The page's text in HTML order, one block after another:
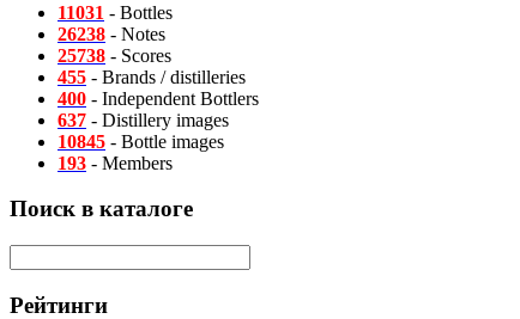
11031 - Bottles
26238 - Notes
25738 - Scores
455 - Brands / distilleries
400 - Independent Bottlers
637 - Distillery images
10845 - Bottle images
193 - Members
Поиск в каталоге
Рейтинги